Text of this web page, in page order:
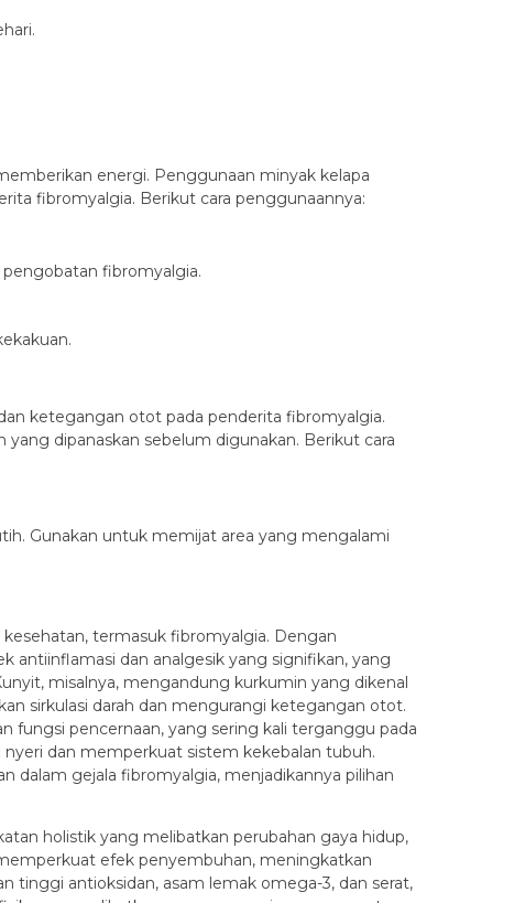
energi. Penggunaan minyak kelapa
fibromyalgia. Berikut cara penggunaannya:
fibromyalgia.
ketegangan otot pada penderita fibromyalgia.
yang dipanaskan sebelum digunakan. Berikut cara
Gunakan untuk memijat area yang mengalami
termasuk fibromyalgia. Dengan
antiinflamasi dan analgesik yang signifikan, yang
misalnya, mengandung kurkumin yang dikenal
sirkulasi darah dan mengurangi ketegangan otot.
fungsi pencernaan, yang sering kali terganggu pada
dan memperkuat sistem kekebalan tubuh.
dalam gejala fibromyalgia, menjadikannya pilihan
holistik yang melibatkan perubahan gaya hidup,
efek penyembuhan, meningkatkan
tinggi antioksidan, asam lemak omega-3, dan serat,